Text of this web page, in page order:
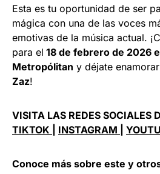
Esta es tu oportunidad de ser
mágica con una de las voces
emotivas de la música actual.
para el 18 de febrero de 2026
Metropólitan y déjate
Zaz!
VISITA LAS REDES SOCIALES
TIKTOK
INSTAGRAM
Conoce más sobre este y